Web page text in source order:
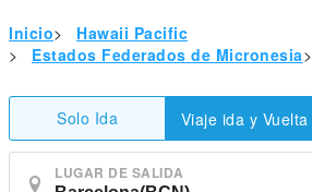
Inicio>
Hawaii Pacific
>
Estados Federados de Micronesia>
Solo Ida Viaje ida y Vuelta
LUGAR DE SALIDA